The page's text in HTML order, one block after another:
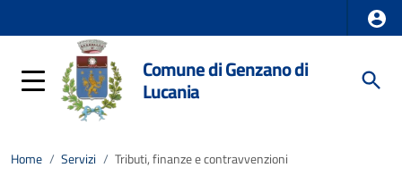
Comune di Genzano di
Lucania
Home / Servizi / Tributi, finanze e contravvenzioni